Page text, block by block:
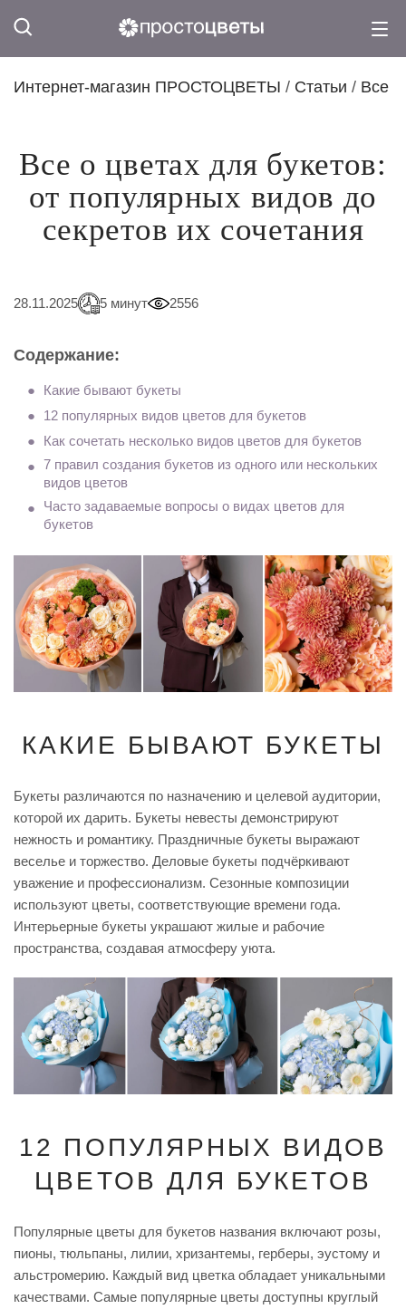
Интернет-магазин ПРОСТОЦВЕТЫ / Статьи / Все о
Все о цветах для букетов:
от популярных видов до
секретов их сочетания
28.11.2025 5 минут 2556
Содержание:
Какие бывают букеты
12 популярных видов цветов для букетов
Как сочетать несколько видов цветов для букетов
7 правил создания букетов из одного или нескольких
видов цветов
Часто задаваемые вопросы о видах цветов для
букетов
КАКИЕ БЫВАЮТ БУКЕТЫ
Букеты различаются по назначению и целевой аудитории,
которой их дарить. Букеты невесты демонстрируют
нежность и романтику. Праздничные букеты выражают
веселье и торжество. Деловые букеты подчёркивают
уважение и профессионализм. Сезонные композиции
используют цветы, соответствующие времени года.
Интерьерные букеты украшают жилые и рабочие
пространства, создавая атмосферу уюта.
12 ПОПУЛЯРНЫХ ВИДОВ
ЦВЕТОВ ДЛЯ БУКЕТОВ
Популярные цветы для букетов названия включают розы,
пионы, тюльпаны, лилии, хризантемы, герберы, эустому и
альстромерию. Каждый вид цветка обладает уникальными
качествами. Самые популярные цветы доступны круглый